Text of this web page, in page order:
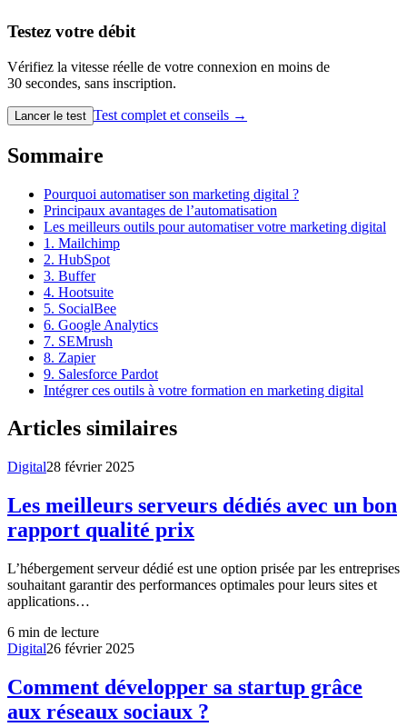
Testez votre débit
Vérifiez la vitesse réelle de votre connexion en moins de
30 secondes, sans inscription.
Lancer le test Test complet et conseils →
Sommaire
Pourquoi automatiser son marketing digital ?
Principaux avantages de l’automatisation
Les meilleurs outils pour automatiser votre marketing digital
1. Mailchimp
2. HubSpot
3. Buffer
4. Hootsuite
5. SocialBee
6. Google Analytics
7. SEMrush
8. Zapier
9. Salesforce Pardot
Intégrer ces outils à votre formation en marketing digital
Articles similaires
Digital28 février 2025
Les meilleurs serveurs dédiés avec un bon
rapport qualité prix
L’hébergement serveur dédié est une option prisée par les entreprises
souhaitant garantir des performances optimales pour leurs sites et
applications…
6 min de lecture
Digital26 février 2025
Comment développer sa startup grâce
aux réseaux sociaux ?